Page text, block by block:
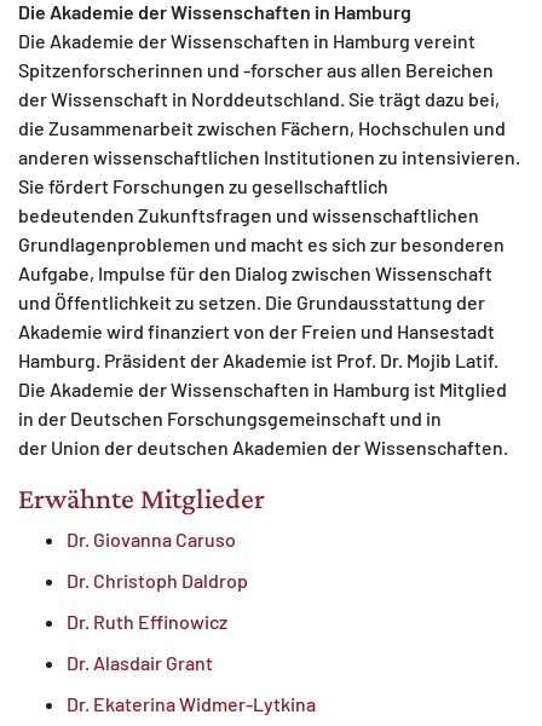
Die Akademie der Wissenschaften in Hamburg
Die Akademie der Wissenschaften in Hamburg vereint
Spitzenforscherinnen und -forscher aus allen Bereichen
der Wissenschaft in Norddeutschland. Sie trägt dazu bei,
die Zusammenarbeit zwischen Fächern, Hochschulen und
anderen wissenschaftlichen Institutionen zu intensivieren.
Sie fördert Forschungen zu gesellschaftlich
bedeutenden Zukunftsfragen und wissenschaftlichen
Grundlagenproblemen und macht es sich zur besonderen
Aufgabe, Impulse für den Dialog zwischen Wissenschaft
und Öffentlichkeit zu setzen. Die Grundausstattung der
Akademie wird finanziert von der Freien und Hansestadt
Hamburg. Präsident der Akademie ist Prof. Dr. Mojib Latif.
Die Akademie der Wissenschaften in Hamburg ist Mitglied
in der Deutschen Forschungsgemeinschaft und in
der Union der deutschen Akademien der Wissenschaften.
Erwähnte Mitglieder
Dr. Giovanna Caruso
Dr. Christoph Daldrop
Dr. Ruth Effinowicz
Dr. Alasdair Grant
Dr. Ekaterina Widmer-Lytkina